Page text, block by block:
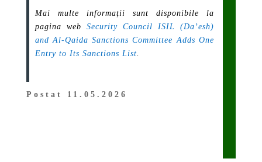
Mai multe informații sunt disponibile la
pagina web Security Council ISIL (Da’esh)
and Al-Qaida Sanctions Committee Adds One
Entry to Its Sanctions List
Postat 11.05.2026